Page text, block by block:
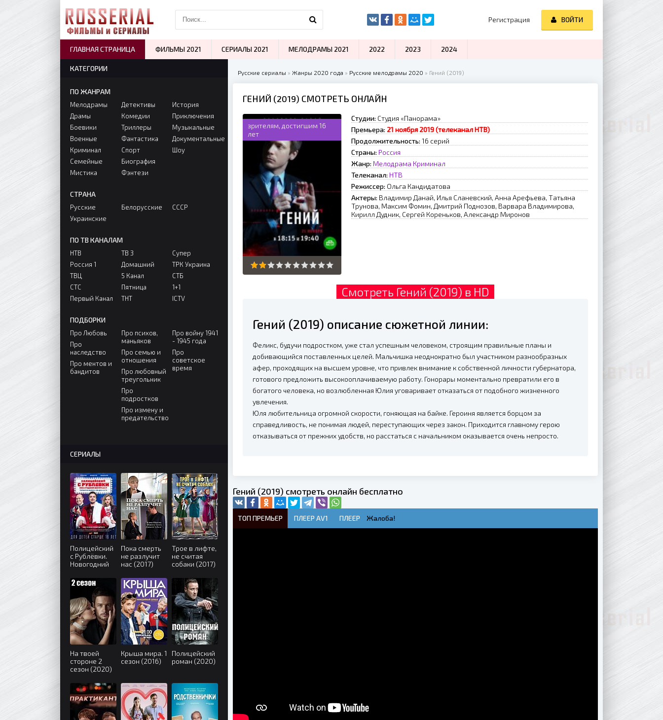
Русские сериалы » Жанры 2020 года » Русские мелодрамы 2020 » Гений (2019)
ГЕНИЙ (2019) СМОТРЕТЬ ОНЛАЙН
зрителям, достигшим 16
лет
Студии: Студия «Панорама»
Премьера: 21 ноября 2019 (телеканал НТВ)
Продолжительность: 16 серий
Страны: Россия
Жанр: Мелодрама Криминал
Телеканал: НТВ
Режиссер: Ольга Кандидатова
Актеры: Владимир Данай, Илья Сланевский, Анна Арефьева, Татьяна
Трунова, Максим Фомин, Дмитрий Поднозов, Варвара Владимирова,
Кирилл Дудник, Сергей Кореньков, Александр Миронов
Смотреть Гений (2019) в HD
Гений (2019) описание сюжетной линии:
Феликс, будучи подростком, уже стал успешным человеком, строящим правильные планы и
добивающийся поставленных целей. Мальчишка неоднократно был участником разнообразных
афер, проходящих на высшем уровне, что привлек внимание к собственной личности губернатора,
готового предложить высокооплачиваемую работу. Гонорары моментально превратили его в
богатого человека, но возлюбленная Юлия уговаривает отказаться от подобного жизненного
увлечения.
Юля любительница огромной скорости, гоняющая на байке. Героиня является борцом за
справедливость, не понимая людей, переступающих через закон. Приходится главному герою
отказываться от прежних удобств, но расстаться с начальником оказывается очень непросто.
Гений (2019) смотреть онлайн бесплатно
ТОП ПРЕМЬЕР ПЛЕЕР AV1 ПЛЕЕР Жалоба!
КАТЕГОРИИ
ПО ЖАНРАМ
Мелодрамы
Драмы
Боевики
Военные
Криминал
Семейные
Мистика
Детективы
Комедии
Триллеры
Фантастика
Спорт
Биография
Фэнтези
История
Приключения
Музыкальные
Документальные
Шоу
СТРАНА
Русские
Украинские
Белорусские СССР
ПО ТВ КАНАЛАМ
НТВ
Россия 1
ТВЦ
СТС
Первый Канал
ТВ 3
Домашний
5 Канал
Пятница
ТНТ
Супер
ТРК Украина
СТБ
1+1
ICTV
ПОДБОРКИ
Про Любовь
Про
наследство
Про ментов и
бандитов
Про психов,
маньяков
Про семью и
отношения
Про любовный
треугольник
Про
подростков
Про измену и
предательство
Про войну 1941
- 1945 года
Про
советское
время
СЕРИАЛЫ
Полицейский
с Рублёвки.
Новогодний
(2018)
Пока смерть
не разлучит
нас (2017)
Трое в лифте,
не считая
собаки (2017)
На твоей
стороне 2
сезон (2020)
Крыша мира. 1
сезон (2016)
Полицейский
роман (2020)
Регистрация ВОЙТИ
ГЛАВНАЯ СТРАНИЦА ФИЛЬМЫ 2021 СЕРИАЛЫ 2021 МЕЛОДРАМЫ 2021 2022 2023 2024